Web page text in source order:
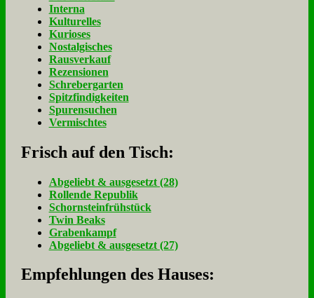
Interna
Kulturelles
Kurioses
Nostalgisches
Rausverkauf
Rezensionen
Schrebergarten
Spitzfindigkeiten
Spurensuchen
Vermischtes
Frisch auf den Tisch:
Ab­ge­liebt & aus­ge­setzt (28)
Rol­len­de Re­pu­blik
Schorn­stein­früh­stück
Twin Beaks
Gra­ben­kampf
Ab­ge­liebt & aus­ge­setzt (27)
Empfehlungen des Hauses: